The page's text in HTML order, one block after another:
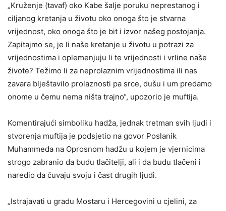
„Kruženje (tavaf) oko Kabe šalje poruku neprestanog i
ciljanog kretanja u životu oko onoga što je stvarna
vrijednost, oko onoga što je bit i izvor našeg postojanja.
Zapitajmo se, je li naše kretanje u životu u potrazi za
vrijednostima i oplemenjuju li te vrijednosti i vrline naše
živote? Težimo li za neprolaznim vrijednostima ili nas
zavara blještavilo prolaznosti pa srce, dušu i um predamo
onome u čemu nema ništa trajno“, upozorio je muftija.
Komentirajući simboliku hadža, jednak tretman svih ljudi i
stvorenja muftija je podsjetio na govor Poslanik
Muhammeda na Oprosnom hadžu u kojem je vjernicima
strogo zabranio da budu tlačitelji, ali i da budu tlačeni i
naredio da čuvaju svoju i čast drugih ljudi.
„Istrajavati u gradu Mostaru i Hercegovini u cjelini, za